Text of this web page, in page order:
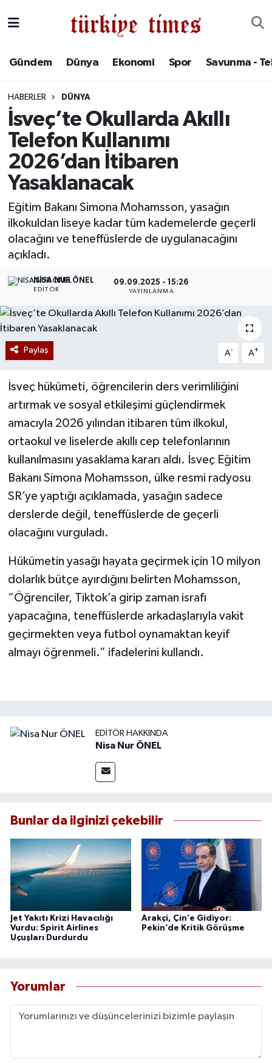
Gündem Dünya Ekonomi Spor Savunma -
HABERLER DÜNYA
İsveç’te Okullarda Akıllı
Telefon Kullanımı
2026’dan İtibaren
Yasaklanacak
Eğitim Bakanı Simona Mohamsson, yasağın
ilkokuldan liseye kadar tüm kademelerde geçerli
olacağını ve teneffüslerde de uygulanacağını
açıkladı.
NISA NUR ÖNEL
EDITÖR
09.09.2025 - 15:26
YAYINLANMA
Paylaş A- A+
İsveç hükümeti, öğrencilerin ders verimliliğini
artırmak ve sosyal etkileşimi güçlendirmek
amacıyla 2026 yılından itibaren tüm ilkokul,
ortaokul ve liselerde akıllı cep telefonlarının
kullanılmasını yasaklama kararı aldı. İsveç Eğitim
Bakanı Simona Mohamsson, ülke resmi radyosu
SR’ye yaptığı açıklamada, yasağın sadece
derslerde değil, teneffüslerde de geçerli
olacağını vurguladı.
Hükümetin yasağı hayata geçirmek için 10 milyon
dolarlık bütçe ayırdığını belirten Mohamsson,
“Öğrenciler, Tiktok’a girip zaman israfı
yapacağına, teneffüslerde arkadaşlarıyla vakit
geçirmekten veya futbol oynamaktan keyif
almayı öğrenmeli.” ifadelerini kullandı.
EDITÖR HAKKINDA
Nisa Nur ÖNEL
Bunlar da ilginizi çekebilir
Jet Yakıtı Krizi Havacılığı
Vurdu: Spirit Airlines
Uçuşları Durdurdu
Arakçi, Çin’e Gidiyor:
Pekin’de Kritik Görüşme
Yorumlar
Spor
Savunma - Teknoloji
Kültür - Sanat
Yaşam
Tüm Manşetler
Son Dakika Haberleri
Haber Arşivi